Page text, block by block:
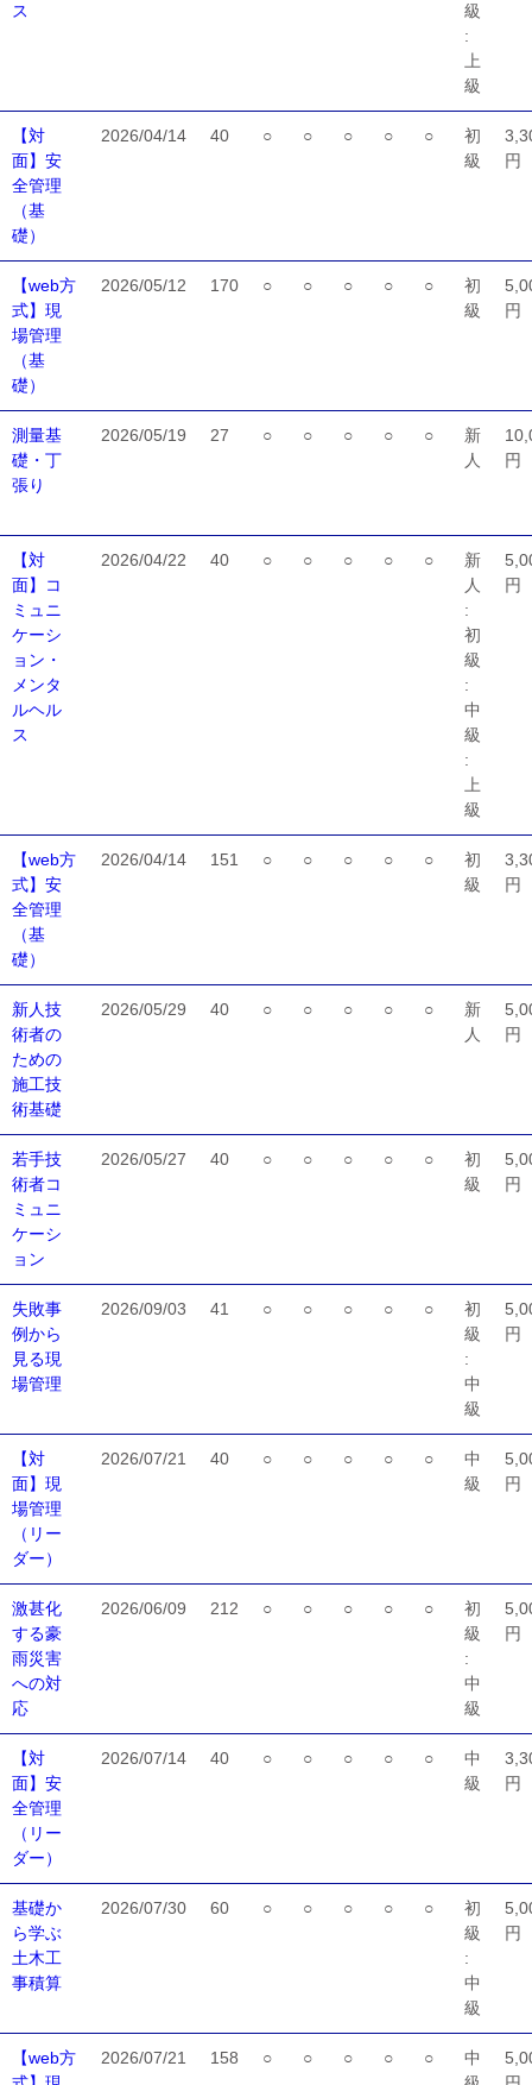
ス
級
:
上
級
【対
面】安
全管理
（基
礎）
2026/04/14 40 ○ ○ ○ ○ ○
初
級
円
【web方
式】現
場管理
（基
礎）
2026/05/12 170 ○ ○ ○ ○ ○
初
級
円
測量基
礎・丁
張り
2026/05/19 27 ○ ○ ○ ○ ○
新
人
円
【対
面】コ
ミュニ
ケーシ
ョン・
メンタ
ルヘル
ス
2026/04/22 40 ○ ○ ○ ○ ○
新
人
:
初
級
:
中
級
:
上
級
円
【web方
式】安
全管理
（基
礎）
2026/04/14 151 ○ ○ ○ ○ ○
初
級
円
新人技
術者の
ための
施工技
術基礎
2026/05/29 40 ○ ○ ○ ○ ○
新
人
円
若手技
術者コ
ミュニ
ケーシ
ョン
2026/05/27 40 ○ ○ ○ ○ ○
初
級
円
失敗事
例から
見る現
場管理
2026/09/03 41 ○ ○ ○ ○ ○
初
級
:
中
級
円
【対
面】現
場管理
（リー
ダー）
2026/07/21 40 ○ ○ ○ ○ ○
中
級
円
激甚化
する豪
雨災害
への対
応
2026/06/09 212 ○ ○ ○ ○ ○
初
級
:
中
級
円
【対
面】安
全管理
（リー
ダー）
2026/07/14 40 ○ ○ ○ ○ ○
中
級
円
基礎か
ら学ぶ
土木工
事積算
2026/07/30 60 ○ ○ ○ ○ ○
初
級
:
中
級
円
【web方
2026/07/21 158 ○ ○ ○ ○ ○
中